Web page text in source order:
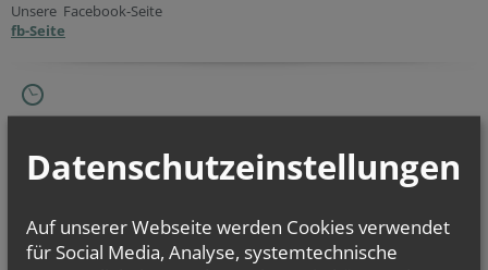
Unsere Facebook-Seite
fb-Seite
Senioren-Spielenachmittag
Mo.., 21. September 2026 09:00
Datenschutzeinstellungen
Auf unserer Webseite werden Cookies verwendet
für Social Media, Analyse, systemtechnische